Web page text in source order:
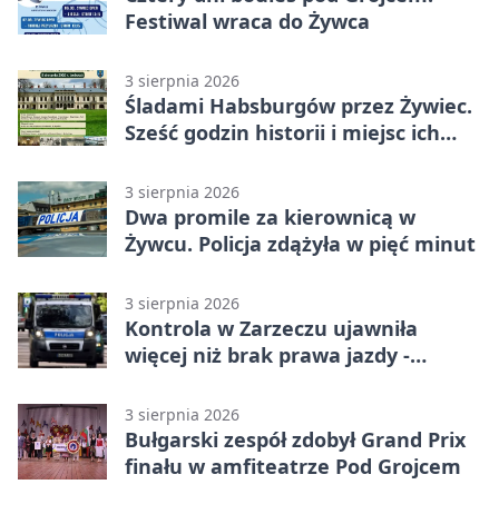
Festiwal wraca do Żywca
3 sierpnia 2026
Śladami Habsburgów przez Żywiec.
Sześć godzin historii i miejsc ich
3 sierpnia 2026
Dwa promile za kierownicą w
Żywcu. Policja zdążyła w pięć minut
3 sierpnia 2026
Kontrola w Zarzeczu ujawniła
więcej niż brak prawa jazdy -
3 sierpnia 2026
Bułgarski zespół zdobył Grand Prix
finału w amfiteatrze Pod Grojcem